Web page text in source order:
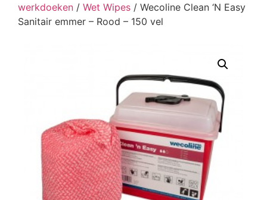
werkdoeken / Wet Wipes / Wecoline Clean ‘N Easy
Sanitair emmer – Rood – 150 vel